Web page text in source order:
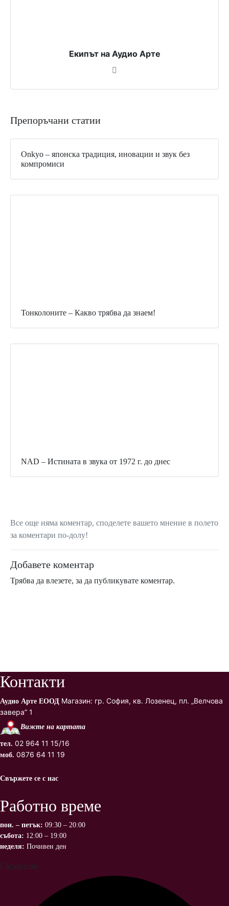
Екипът на Аудио Арте
Препоръчани статии
Onkyo – японска традиция, иновации и звук без
компромиси
Тонколоните – Какво трябва да знаем!
NAD – Истината в звука от 1972 г. до днес
Все още няма коментар, споделете вашето мнение в полето
за коментари по-долу!
Добавете коментар
Трябва да влезете, за да публикувате коментар.
Контакти
Аудио Арте ЕООД Магазин: гр. София, кв. Лозенец, пл. „Велчова
завера” 1
Вижте на картата
тел. 02 964 11 15/16
моб. 0876 64 11 19
Свържете се с нас
Работно време
пон. – петък: 09:30 – 20:00
събота: 12:00 – 19:00
неделя: Почивен ден
Facebook